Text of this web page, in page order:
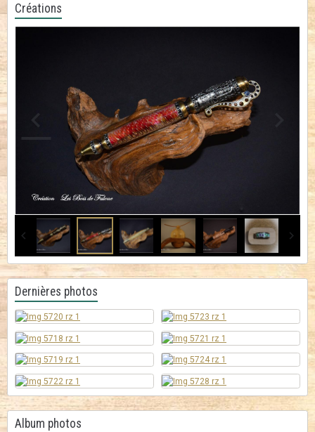
Créations
Dernières photos
Album photos